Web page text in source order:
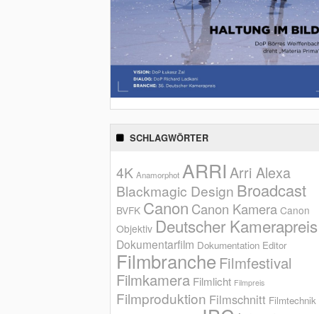
SCHLAGWÖRTER
4K Anamorphot ARRI Arri Alexa
Blackmagic Design Broadcast
BVFK Canon Canon Kamera Canon
Objektiv Deutscher Kamerapreis
Dokumentarfilm Dokumentation Editor
Filmbranche Filmfestival
Filmkamera Filmlicht Filmpreis
Filmproduktion Filmschnitt Filmtechnik